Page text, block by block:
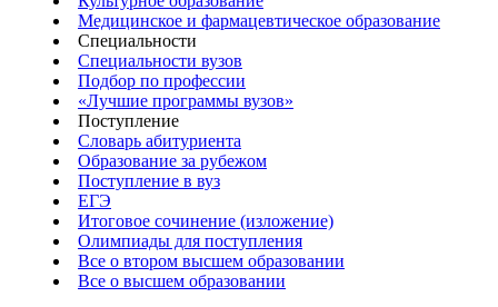
Медицинское и фармацевтическое образование
Специальности
Специальности вузов
Подбор по профессии
«Лучшие программы вузов»
Поступление
Словарь абитуриента
Образование за рубежом
Поступление в вуз
ЕГЭ
Итоговое сочинение (изложение)
Олимпиады для поступления
Все о втором высшем образовании
Все о высшем образовании